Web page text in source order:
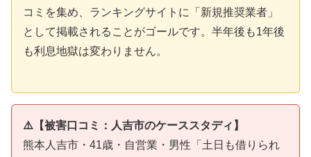
コミを集め、ランキングサイトに「新規推奨業者」
として掲載されることがゴールです。半年後も1年後
も利息地獄は変わりません。
⚠️【被害口コミ：人吉市のケーススタディ】
熊本人吉市・41歳・自営業・男性「土日も借りられ